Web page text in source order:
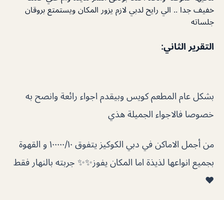
خفيف جدا .. الي رايح لدبي لازم يزور المكان ويستمتع بروقان
جلساته
التقرير الثاني:
بشكل عام المطعم كويس وبيقدم اجواء رائعة وانصح به
خصوصا فالاجواء الجميلة هذي
من أجمل الاماكن في دبي الكوكيز يتفوق ١٠٠٠٠٠/١٠ و القهوة
بجميع انواعها لذيذة اما المكان يفوز✨✨ جربته بالنهار فقط
❤️